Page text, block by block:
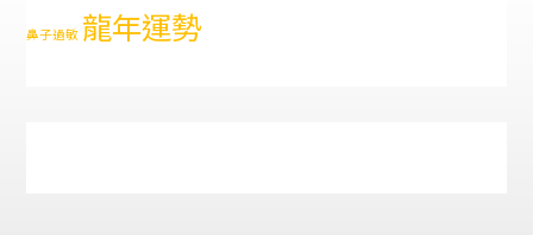
鼻子過敏 龍年運勢